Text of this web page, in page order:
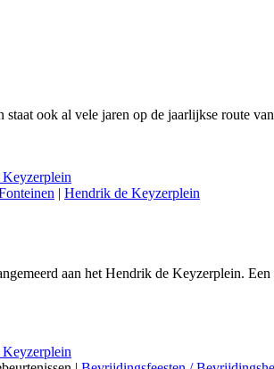
ook al vele jaren op de jaarlijkse route
| Hendrik de Keyzerplein
aan het Hendrik de Keyzerplein.